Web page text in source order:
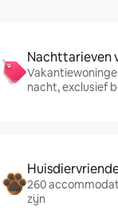
Nachttarieven
nacht, exclusief
260
zijn